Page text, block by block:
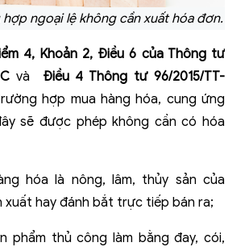
ngoại lệ không cần xuất hóa đơn.
4, Khoản 2, Điều 6 của Thông tư
và Điều 4 Thông tư 96/2015/TT-
hợp mua hàng hóa, cung ứng
sẽ được phép không cần có hóa
hóa là nông, lâm, thủy sản của
xuất hay đánh bắt trực tiếp bán ra;
phẩm thủ công làm bằng đay, cói,